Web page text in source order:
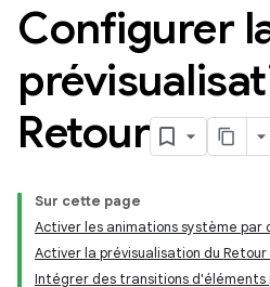
Configurer
Retour
Sur cette page
Activer les animations système par
Activer la prévisualisation du
Intégrer des transitions